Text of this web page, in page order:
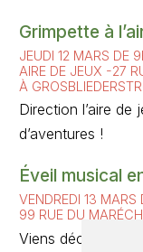
Grimpette à
JEUDI 12 MARS DE
AIRE DE JEUX -27
À
Direction l’aire de
d’aventures !
Éveil musical
VENDREDI 13 MARS
99 RUE DU
Viens découvrir